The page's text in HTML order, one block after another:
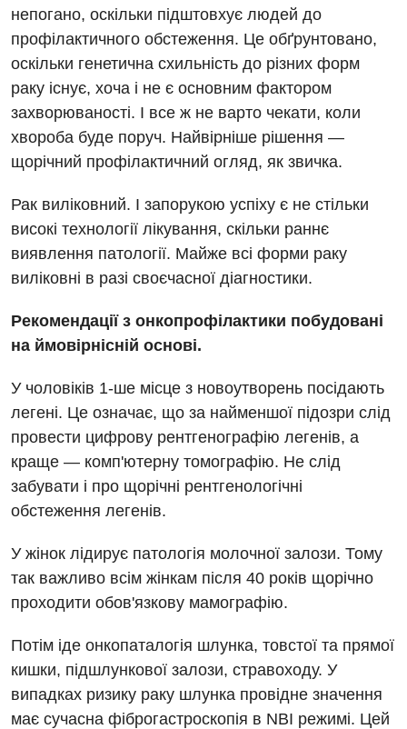
непогано, оскільки підштовхує людей до
профілактичного обстеження. Це обґрунтовано,
оскільки генетична схильність до різних форм
раку існує, хоча і не є основним фактором
захворюваності. І все ж не варто чекати, коли
хвороба буде поруч. Найвірніше рішення —
щорічний профілактичний огляд, як звичка.
Рак виліковний. І запорукою успіху є не стільки
високі технології лікування, скільки раннє
виявлення патології. Майже всі форми раку
виліковні в разі своєчасної діагностики.
Рекомендації з онкопрофілактики побудовані
на ймовірнісній основі.
У чоловіків 1-ше місце з новоутворень посідають
легені. Це означає, що за найменшої підозри слід
провести цифрову рентгенографію легенів, а
краще — комп'ютерну томографію. Не слід
забувати і про щорічні рентгенологічні
обстеження легенів.
У жінок лідирує патологія молочної залози. Тому
так важливо всім жінкам після 40 років щорічно
проходити обов'язкову мамографію.
Потім іде онкопаталогія шлунка, товстої та прямої
кишки, підшлункової залози, стравоходу. У
випадках ризику раку шлунка провідне значення
має сучасна фіброгастроскопія в NBI режимі. Цей